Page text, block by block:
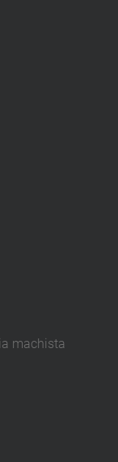
machista